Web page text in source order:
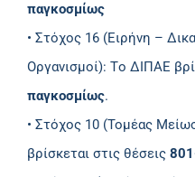
παγκοσμίως
• Στόχος 16 (Ειρήνη –
Οργανισμοί): Tο ΔΙΠΑΕ
παγκοσμίως.
• Στόχος 10 (Τομέας
βρίσκεται στις θέσεις